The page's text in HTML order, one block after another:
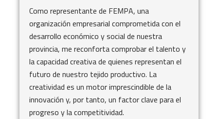
Como representante de FEMPA, una
organización empresarial comprometida con el
desarrollo económico y social de nuestra
provincia, me reconforta comprobar el talento y
la capacidad creativa de quienes representan el
futuro de nuestro tejido productivo. La
creatividad es un motor imprescindible de la
innovación y, por tanto, un factor clave para el
progreso y la competitividad.